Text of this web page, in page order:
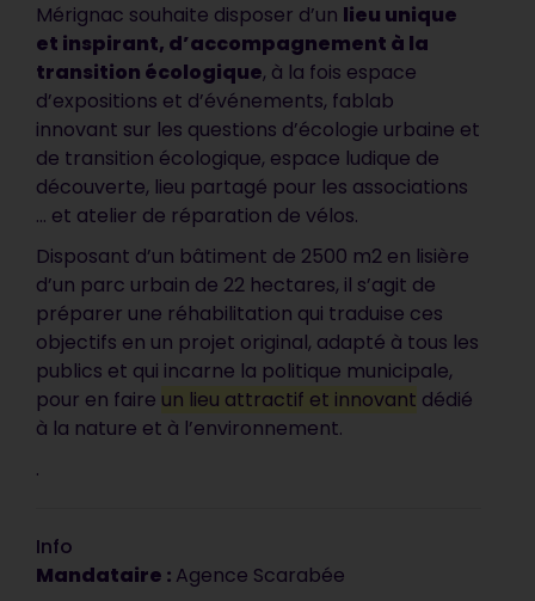
Mérignac souhaite disposer d’un lieu unique
et inspirant, d’accompagnement à la
transition écologique, à la fois espace
d’expositions et d’événements, fablab
innovant sur les questions d’écologie urbaine et
de transition écologique, espace ludique de
découverte, lieu partagé pour les associations
… et atelier de réparation de vélos.
Disposant d’un bâtiment de 2500 m2 en lisière
d’un parc urbain de 22 hectares, il s’agit de
préparer une réhabilitation qui traduise ces
objectifs en un projet original, adapté à tous les
publics et qui incarne la politique municipale,
pour en faire un lieu attractif et innovant dédié
à la nature et à l’environnement.
.
Info
Mandataire : Agence Scarabée